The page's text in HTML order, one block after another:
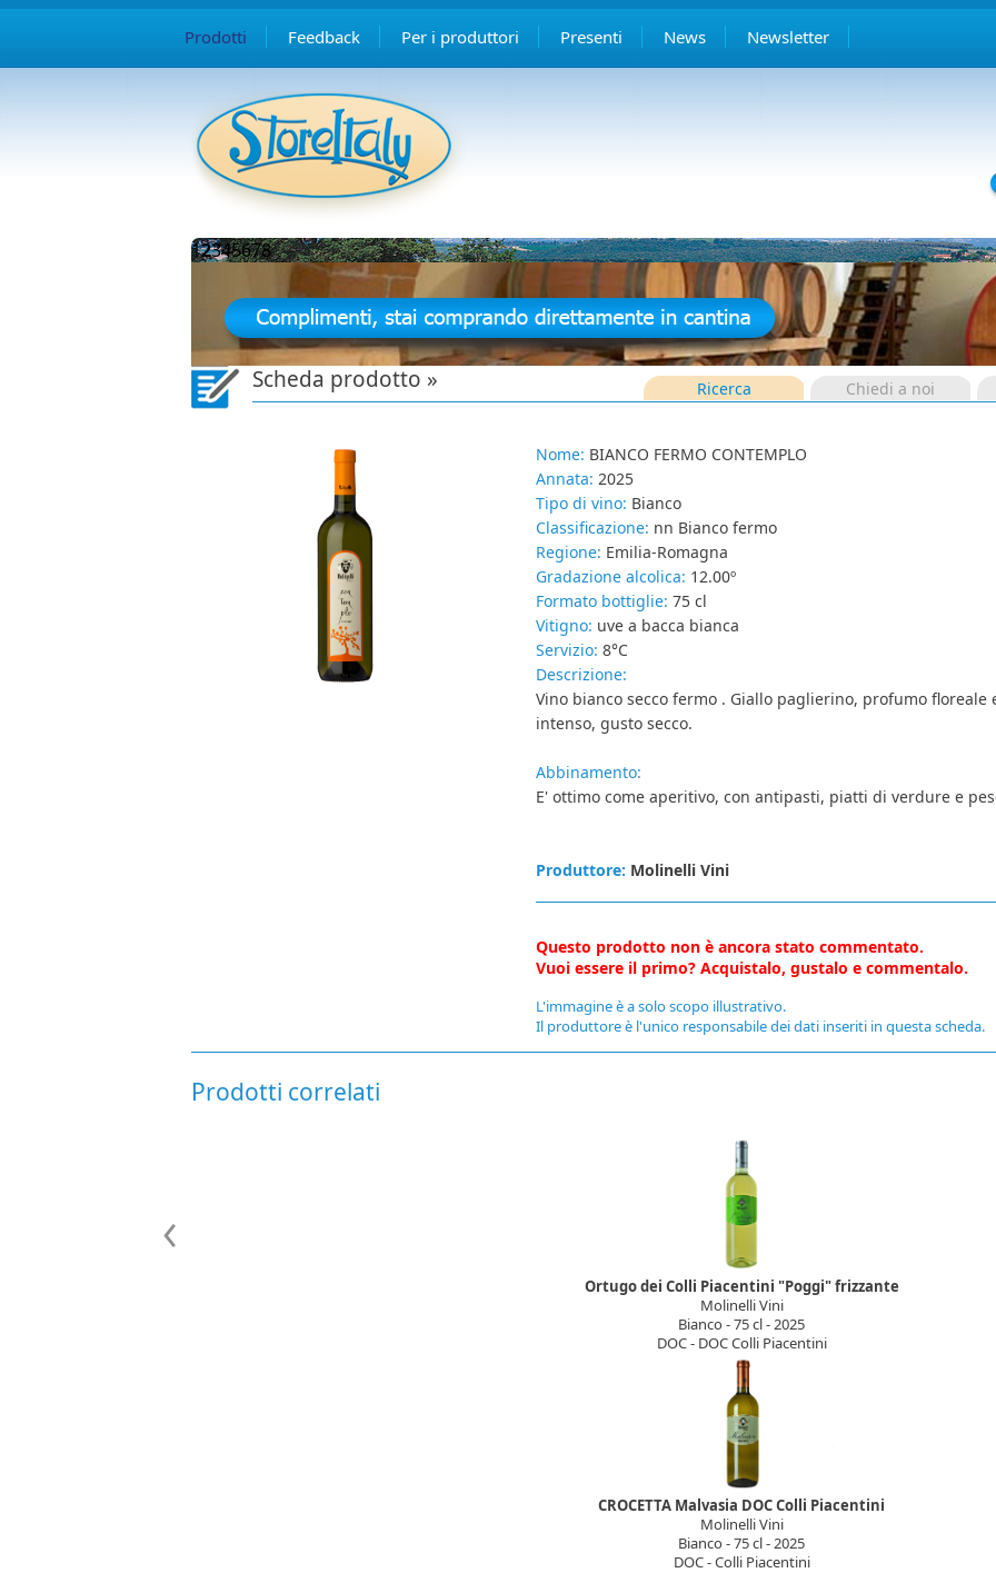
Prodotti Feedback Per i produttori Presenti News Newsletter
12345678
Scheda prodotto » Ricerca Chiedi a noi
Nome: BIANCO FERMO CONTEMPLO
Annata: 2025
Tipo di vino: Bianco
Classificazione: nn Bianco fermo
Regione: Emilia-Romagna
Gradazione alcolica: 12.00º
Formato bottiglie: 75 cl
Vitigno: uve a bacca bianca
Servizio: 8°C
Descrizione:
Vino bianco secco fermo . Giallo paglierino, profumo floreale
intenso, gusto secco.
Abbinamento:
E' ottimo come aperitivo, con antipasti, piatti di verdure e
Produttore: Molinelli Vini
Questo prodotto non è ancora stato commentato.
Vuoi essere il primo? Acquistalo, gustalo e commentalo.
L'immagine è a solo scopo illustrativo.
Il produttore è l'unico responsabile dei dati inseriti in questa scheda.
Prodotti correlati
Ortugo dei Colli Piacentini "Poggi" frizzante
Molinelli Vini
Bianco - 75 cl - 2025
DOC - DOC Colli Piacentini
CROCETTA Malvasia DOC Colli Piacentini
Molinelli Vini
Bianco - 75 cl - 2025
DOC - Colli Piacentini